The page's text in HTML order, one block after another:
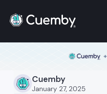
Cuemby
January 27, 2025